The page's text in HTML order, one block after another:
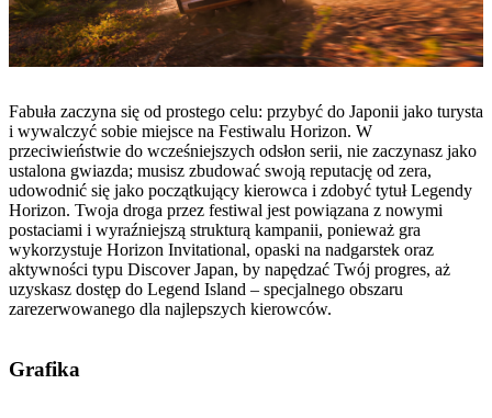
Fabuła zaczyna się od prostego celu: przybyć do Japonii jako turysta
i wywalczyć sobie miejsce na Festiwalu Horizon. W
przeciwieństwie do wcześniejszych odsłon serii, nie zaczynasz jako
ustalona gwiazda; musisz zbudować swoją reputację od zera,
udowodnić się jako początkujący kierowca i zdobyć tytuł Legendy
Horizon. Twoja droga przez festiwal jest powiązana z nowymi
postaciami i wyraźniejszą strukturą kampanii, ponieważ gra
wykorzystuje Horizon Invitational, opaski na nadgarstek oraz
aktywności typu Discover Japan, by napędzać Twój progres, aż
uzyskasz dostęp do Legend Island – specjalnego obszaru
zarezerwowanego dla najlepszych kierowców.
Grafika